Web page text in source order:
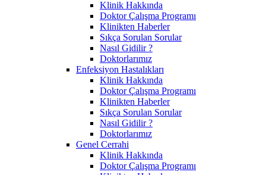
Klinik Hakkında
Doktor Çalışma Programı
Klinikten Haberler
Sıkça Sorulan Sorular
Nasıl Gidilir ?
Doktorlarımız
Enfeksiyon Hastalıkları
Klinik Hakkında
Doktor Çalışma Programı
Klinikten Haberler
Sıkça Sorulan Sorular
Nasıl Gidilir ?
Doktorlarımız
Genel Cerrahi
Klinik Hakkında
Doktor Çalışma Programı